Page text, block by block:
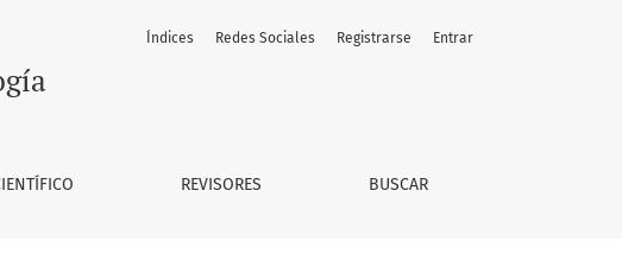
REVISORES BUSCAR
Índices Redes Sociales Registrarse Entrar